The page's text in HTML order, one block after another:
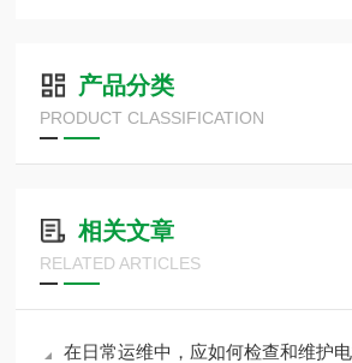
产品分类
PRODUCT CLASSIFICATION
相关文章
RELATED ARTICLES
在日常运维中，应如何检查和维护